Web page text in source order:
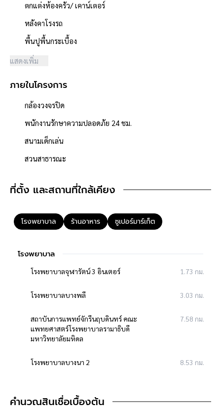
สภาพแวดล้อมโครงการ ดี สะอาด
สิ่งอำนวยความสะดวกภายในโครงการ ได้แก่ สนามเด็กเล่น, สวน
สาธารณะ
ใกล้ห้างสรรพสินค้า บิ๊กซี เพลส บางพลี
ใกล้โรงพยาบาลจุฬารัตน์ 3 อินเตอร์
หน้าโครงการห่างถนนใหญ่เทพารักษ์ เพียง 1,300 เมตร
**สอบถามข้อมูลบ้านมือสอง**
สูงสุดถึง 90-110 % ที่สำคัญคือ ฟรีค่ะ
สามารถนัดชมบ้าน หรือสอบถามข้อมูลเบื้องต้น ทุกวัน ได้ที่เบอร์
02-494-9187
คุยไลน์กับบ้านบางกอก
> http://line.me/ti/p/%40bangkokasset
Instagram>
https://goo.gl/REzvav
ดูรายละเอียดเพิ่มเติมได้ที่>https://www.facebook.com/bangkok
assetsclub
**ทางบริษัทฯ ขอสงวนสิทธิ์ในการเปลี่ยนแปลงราคาและโปรโมชั่น
"บ้านบางกอก" ?? อยากรู้คลิก <<<
ตกแต่งห้องครัว/ เคาน์เตอร์
หลังคาโรงรถ
พื้นปูพื้นกระเบื้อง
แสดงเพิ่ม
ภายในโครงการ
กล้องวงจรปิด
พนักงานรักษาความปลอดภัย 24 ชม.
สนามเด็กเล่น
สวนสาธารณะ
ที่ตั้ง และสถานที่ใกล้เคียง
โรงพยาบาล ร้านอาหาร ซูเปอร์มาร์เก็ต
โรงพยาบาล
โรงพยาบาลจุฬารัตน์ 3 อินเตอร์ 1.73 กม.
โรงพยาบาลบางพลี 3.03 กม.
สถาบันการแพทย์จักรีนฤบดินทร์ คณะ
แพทยศาสตร์โรงพยาบาลรามาธิบดี
มหาวิทยาลัยมหิดล
7.58 กม.
โรงพยาบาลบางนา 2 8.53 กม.
Central Village Outlet 6.22 กม.
คำนวณสินเชื่อเบื้องต้น